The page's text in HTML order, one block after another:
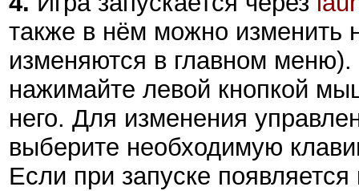
также в нём можно изменить
изменяются в главном
нажимайте левой кнопкой
него. Для изменения
выберите необходимую
Если при запуске